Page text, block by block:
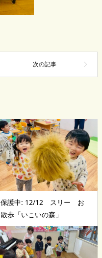
保護中: 12/12 スリー お
散歩「いこいの森」